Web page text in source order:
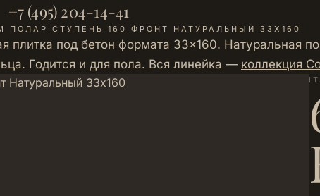
+7 (495) 204-14-41
ПОЛАР СТУПЕНЬ 160 ФРОНТ НАТУРАЛЬНЫЙ 33Х160
плитка под бетон формата 33×160. Натуральная
Годится и для пола. Вся линейка — коллекция